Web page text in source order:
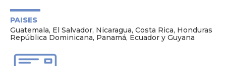
PAISES
Guatemala, El Salvador, Nicaragua, Costa Rica, Honduras
República Dominicana, Panamá, Ecuador y Guyana